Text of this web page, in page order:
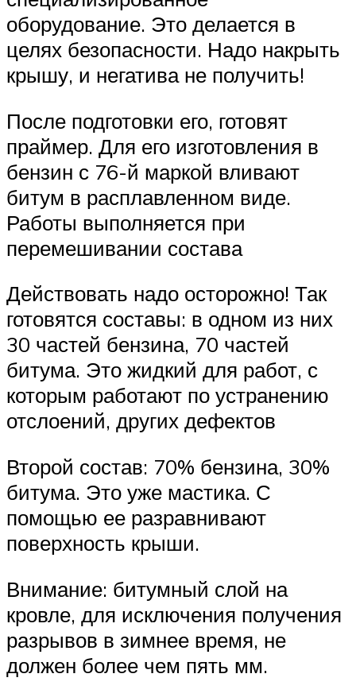
оборудование. Это делается в
целях безопасности. Надо накрыть
крышу, и негатива не получить!
После подготовки его, готовят
праймер. Для его изготовления в
бензин с 76-й маркой вливают
битум в расплавленном виде.
Работы выполняется при
перемешивании состава
Действовать надо осторожно! Так
готовятся составы: в одном из них
30 частей бензина, 70 частей
битума. Это жидкий для работ, с
которым работают по устранению
отслоений, других дефектов
Второй состав: 70% бензина, 30%
битума. Это уже мастика. С
помощью ее разравнивают
поверхность крыши.
Внимание: битумный слой на
кровле, для исключения получения
разрывов в зимнее время, не
должен более чем пять мм.